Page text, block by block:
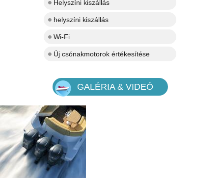
Helyszíni kiszállás
helyszíni kiszállás
Wi-Fi
Új csónakmotorok értékesítése
GALÉRIA & VIDEÓ